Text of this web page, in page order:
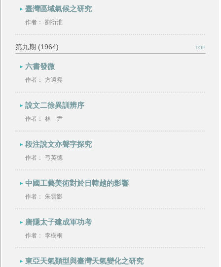
臺灣區域氣候之研究
作者： 劉衍淮
第九期 (1964) TOP
六書發微
作者： 方遠堯
說文二徐異訓辨序
作者： 林 尹
段注說文亦聲字探究
作者： 弓英德
中國工藝美術對於日韓越的影響
作者： 朱雲影
唐隱太子建成軍功考
作者： 李樹桐
東亞天氣類型與臺灣天氣變化之研究